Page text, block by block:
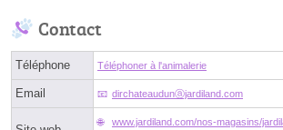
Contact
Téléphone Téléphoner à l'animalerie
Email dirchateaudunⓐjardiland.com
www.jardiland.com/nos-magasins/